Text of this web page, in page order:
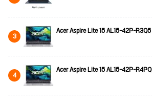
3 Acer Aspire Lite 15 AL15-42P-R3Q5
4 Acer Aspire Lite 15 AL15-42P-R4PQ